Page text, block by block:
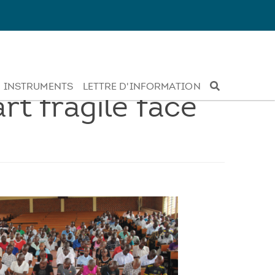
INSTRUMENTS LETTRE D'INFORMATION
fragile face